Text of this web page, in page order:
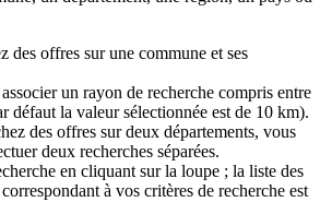
des offres sur une commune et ses
un rayon de recherche compris entre
défaut la valeur sélectionnée est de 10 km).
des offres sur deux départements, vous
deux recherches séparées.
en cliquant sur la loupe ; la liste des
à vos critères de recherche est